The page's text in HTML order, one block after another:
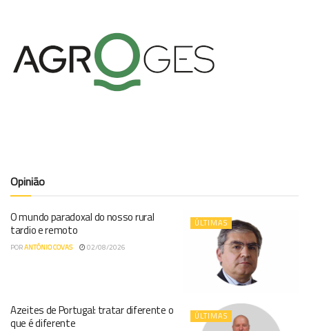
Opinião
ÚLTIMAS
O mundo paradoxal do nosso rural
tardio e remoto
PORANTÓNIO COVAS 02/08/2026
ÚLTIMAS
Azeites de Portugal: tratar diferente o
que é diferente